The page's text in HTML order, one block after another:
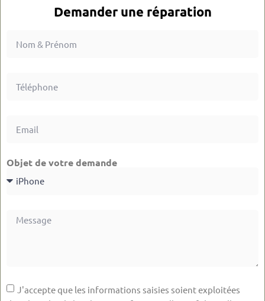
Demander une réparation
Objet de votre demande
J'accepte que les informations saisies soient exploitées